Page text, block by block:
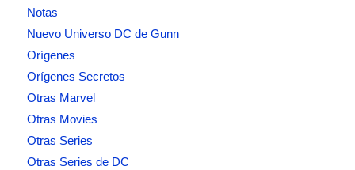
Notas
Nuevo Universo DC de Gunn
Orígenes
Orígenes Secretos
Otras Marvel
Otras Movies
Otras Series
Otras Series de DC